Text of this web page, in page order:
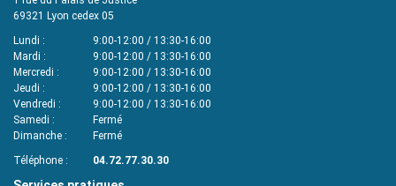
69321 Lyon cedex 05
Lundi
9:00-12:00 / 13:30-16:00
Mardi
9:00-12:00 / 13:30-16:00
Mercredi
9:00-12:00 / 13:30-16:00
Jeudi
9:00-12:00 / 13:30-16:00
Vendredi
9:00-12:00 / 13:30-16:00
Samedi
Fermé
Dimanche
Fermé
Téléphone
04.72.77.30.30